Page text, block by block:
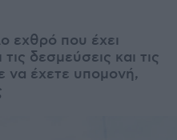
εχθρό που έχει
δεσμεύσεις και τις
να έχετε υπομονή,